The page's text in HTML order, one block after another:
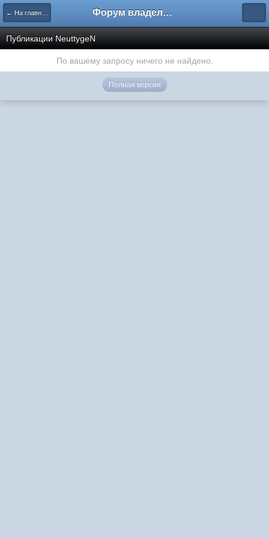
← На главную Форум владельцев интернет-магазинов
Публикации NeuttygeN
По вашему запросу ничего не найдено.
Полная версия